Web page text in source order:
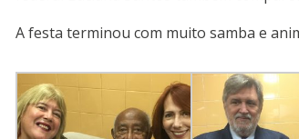
A festa terminou com muito samba e